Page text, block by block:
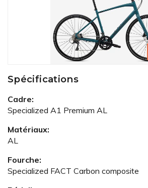
Spécifications
Cadre:
Specialized A1 Premium AL
Matériaux:
AL
Fourche:
Specialized FACT Carbon composite